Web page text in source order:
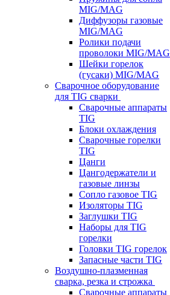
MIG/MAG
Диффузоры газовые
MIG/MAG
Ролики подачи
проволоки MIG/MAG
Шейки горелок
(гусаки) MIG/MAG
Сварочное оборудование
для TIG сварки
Сварочные аппараты
TIG
Блоки охлаждения
Сварочные горелки
TIG
Цанги
Цангодержатели и
газовые линзы
Сопло газовое TIG
Изоляторы TIG
Заглушки TIG
Наборы для TIG
горелки
Головки TIG горелок
Запасные части TIG
Воздушно-плазменная
сварка, резка и строжка
Сварочные аппараты